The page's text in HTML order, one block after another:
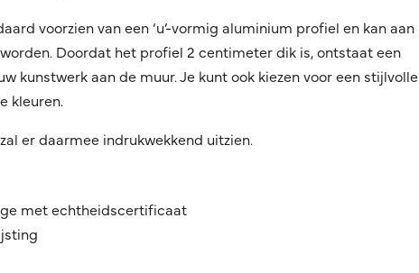
voorzien van een ‘u’-vormig aluminium profiel en kan aan
Doordat het profiel 2 centimeter dik is, ontstaat een
kunstwerk aan de muur. Je kunt ook kiezen voor een stijlvolle
kleuren.
er daarmee indrukwekkend uitzien.
met echtheidscertificaat